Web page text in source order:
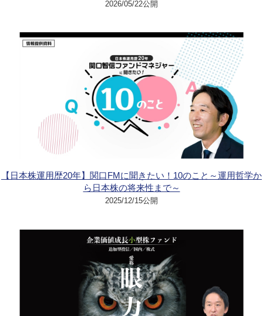
2026/05/22公開
【日本株運用歴20年】関口FMに聞きたい！10のこと～運用哲学か
ら日本株の将来性まで～
2025/12/15公開